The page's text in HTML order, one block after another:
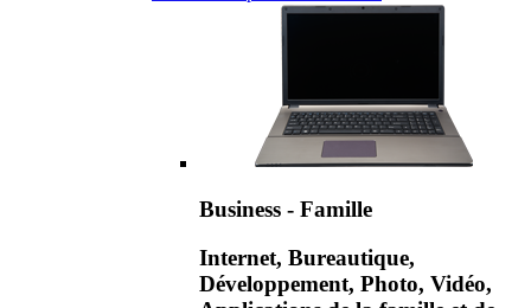
Business - Famille
Internet, Bureautique,
Développement, Photo, Vidéo,